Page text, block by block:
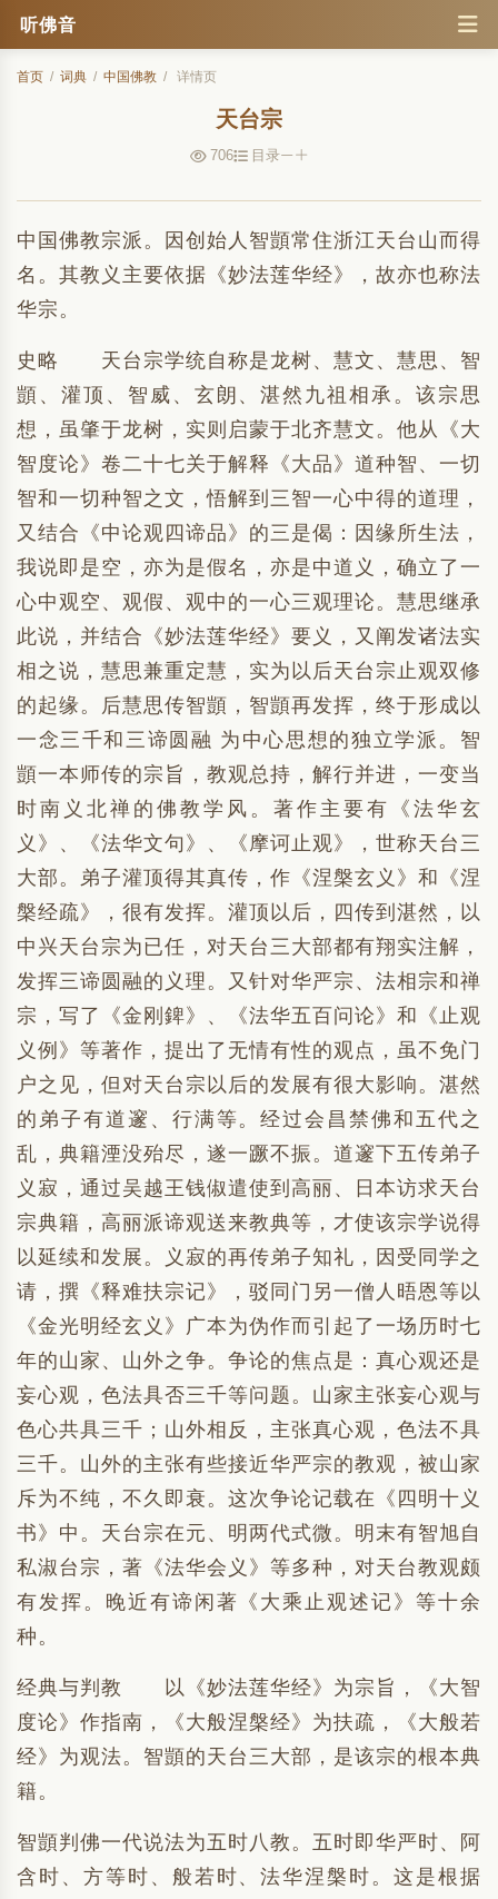
听佛音
首页 / 词典 / 中国佛教 / 详情页
天台宗
706 目录
中国佛教宗派。因创始人智顗常住浙江天台山而得
名。其教义主要依据《妙法莲华经》，故亦也称法
华宗。
史略 天台宗学统自称是龙树、慧文、慧思、智
顗、灌顶、智威、玄朗、湛然九祖相承。该宗思
想，虽肇于龙树，实则启蒙于北齐慧文。他从《大
智度论》卷二十七关于解释《大品》道种智、一切
智和一切种智之文，悟解到三智一心中得的道理，
又结合《中论观四谛品》的三是偈：因缘所生法，
我说即是空，亦为是假名，亦是中道义，确立了一
心中观空、观假、观中的一心三观理论。慧思继承
此说，并结合《妙法莲华经》要义，又阐发诸法实
相之说，慧思兼重定慧，实为以后天台宗止观双修
的起缘。后慧思传智顗，智顗再发挥，终于形成以
一念三千和三谛圆融 为中心思想的独立学派。智
顗一本师传的宗旨，教观总持，解行并进，一变当
时南义北禅的佛教学风。著作主要有《法华玄
义》、《法华文句》、《摩诃止观》，世称天台三
大部。弟子灌顶得其真传，作《涅槃玄义》和《涅
槃经疏》，很有发挥。灌顶以后，四传到湛然，以
中兴天台宗为已任，对天台三大部都有翔实注解，
发挥三谛圆融的义理。又针对华严宗、法相宗和禅
宗，写了《金刚錍》、《法华五百问论》和《止观
义例》等著作，提出了无情有性的观点，虽不免门
户之见，但对天台宗以后的发展有很大影响。湛然
的弟子有道邃、行满等。经过会昌禁佛和五代之
乱，典籍湮没殆尽，遂一蹶不振。道邃下五传弟子
义寂，通过吴越王钱俶遣使到高丽、日本访求天台
宗典籍，高丽派谛观送来教典等，才使该宗学说得
以延续和发展。义寂的再传弟子知礼，因受同学之
请，撰《释难扶宗记》，驳同门另一僧人晤恩等以
《金光明经玄义》广本为伪作而引起了一场历时七
年的山家、山外之争。争论的焦点是：真心观还是
妄心观，色法具否三千等问题。山家主张妄心观与
色心共具三千；山外相反，主张真心观，色法不具
三千。山外的主张有些接近华严宗的教观，被山家
斥为不纯，不久即衰。这次争论记载在《四明十义
书》中。天台宗在元、明两代式微。明末有智旭自
私淑台宗，著《法华会义》等多种，对天台教观颇
有发挥。晚近有谛闲著《大乘止观述记》等十余
种。
经典与判教 以《妙法莲华经》为宗旨，《大智
度论》作指南，《大般涅槃经》为扶疏，《大般若
经》为观法。智顗的天台三大部，是该宗的根本典
籍。
智顗判佛一代说法为五时八教。五时即华严时、阿
含时、方等时、般若时、法华涅槃时。这是根据